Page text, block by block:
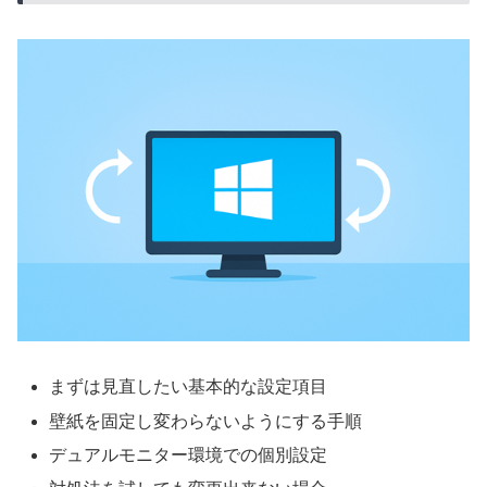
まずは見直したい基本的な設定項目
壁紙を固定し変わらないようにする手順
デュアルモニター環境での個別設定